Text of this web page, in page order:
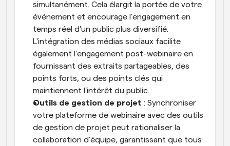
simultanément. Cela élargit la portée de votre
événement et encourage l'engagement en
temps réel d'un public plus diversifié.
L'intégration des médias sociaux facilite
également l'engagement post-webinaire en
fournissant des extraits partageables, des
points forts, ou des points clés qui
maintiennent l'intérêt du public.
Outils de gestion de projet : Synchroniser
votre plateforme de webinaire avec des outils
de gestion de projet peut rationaliser la
collaboration d'équipe, garantissant que tous